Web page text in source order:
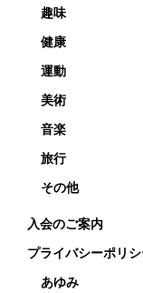
趣味
健康
運動
美術
音楽
旅行
その他
入会のご案内
プライバシーポリ
あゆみ